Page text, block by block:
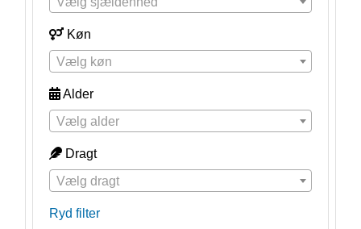
Køn
Vælg køn
Alder
Vælg alder
Dragt
Vælg dragt
Ryd filter